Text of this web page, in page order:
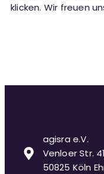
klicken. Wir freuen
agisra e.V.
Venloer Str.
50825 Köln